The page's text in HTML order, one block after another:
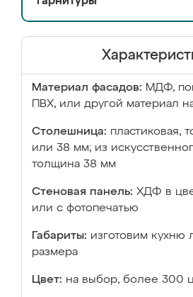
Материал фасадов: МДФ,
ПВХ, или другой материал
Столешница: пластиковая,
или 38 мм; из
толщина 38 мм
Стеновая панель: ХДФ в
или с фотопечатью
Габариты: изготовим кухню
размера
Цвет: на выбор, более 300